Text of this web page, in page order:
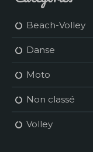
Beach-Volley
Danse
Moto
Non classé
Volley